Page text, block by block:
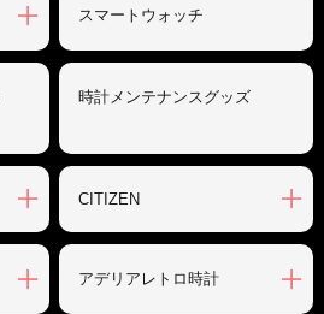
スマートウォッチ
時計メンテナンスグッズ
CITIZEN
アデリアレトロ時計